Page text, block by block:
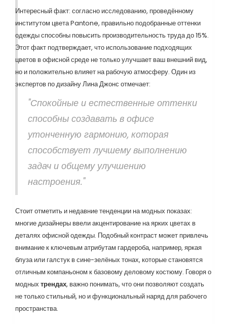
Интересный факт: согласно исследованию, проведённому
институтом цвета Pantone, правильно подобранные оттенки
одежды способны повысить производительность труда до 15%.
Этот факт подтверждает, что использование подходящих
цветов в офисной среде не только улучшает ваш внешний вид,
но и положительно влияет на рабочую атмосферу. Один из
экспертов по дизайну Лина Джонс отмечает:
"Спокойные и естественные оттенки
способны создавать в офисе
утонченную гармонию, которая
способствует лучшему выполнению
задач и общему улучшению
настроения."
Стоит отметить и недавние тенденции на модных показах:
многие дизайнеры ввели акцентирование на ярких цветах в
деталях офисной одежды. Подобный контраст может привлечь
внимание к ключевым атрибутам гардероба, например, яркая
блуза или галстук в сине-зелёных тонах, которые становятся
отличным компаньоном к базовому деловому костюму. Говоря о
модных трендах, важно понимать, что они позволяют создать
не только стильный, но и функциональный наряд для рабочего
пространства.